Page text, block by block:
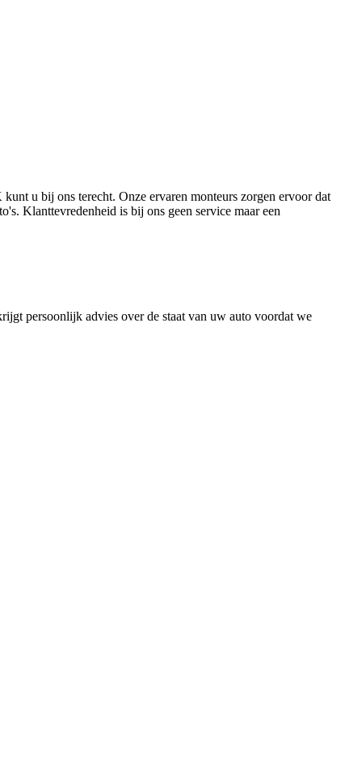
u bij ons terecht. Onze ervaren monteurs zorgen ervoor dat
Klanttevredenheid is bij ons geen service maar een
persoonlijk advies over de staat van uw auto voordat we